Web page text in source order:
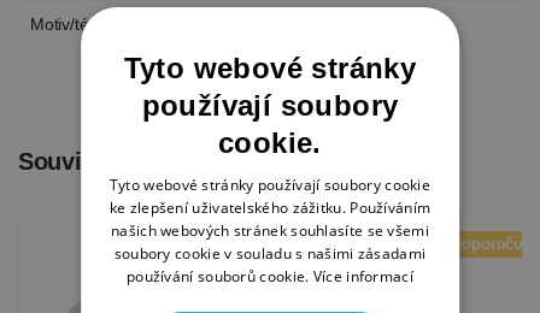
Motiv/téma
Související produkty
Tyto webové stránky
používají soubory
cookie.
Tyto webové stránky používají soubory cookie
ke zlepšení uživatelského zážitku. Používáním
našich webových stránek souhlasíte se všemi
soubory cookie v souladu s našimi zásadami
používání souborů cookie. Více informací